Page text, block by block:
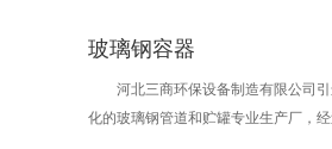
玻璃钢容器
河北三商环保设备制造有限公司
化的玻璃钢管道和贮罐专业生产厂，